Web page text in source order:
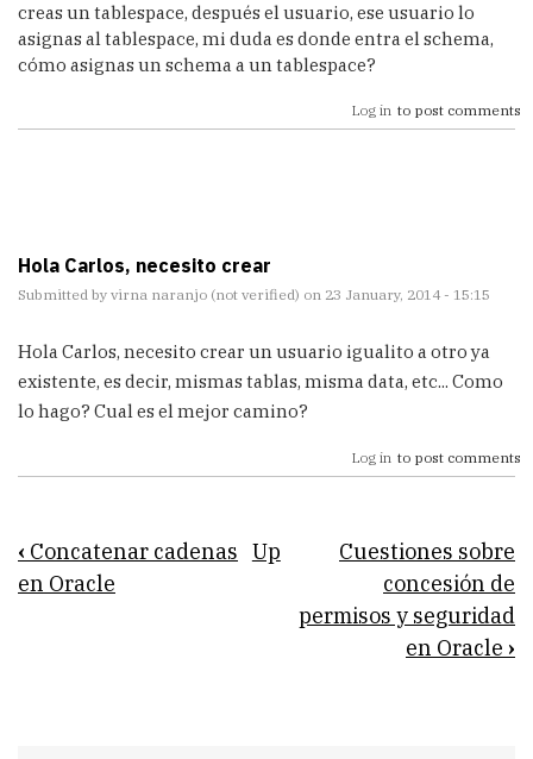
creas un tablespace, después el usuario, ese usuario lo
asignas al tablespace, mi duda es donde entra el schema,
cómo asignas un schema a un tablespace?
Log in to post comments
Hola Carlos, necesito crear
Submitted by virna naranjo (not verified) on 23 January, 2014 - 15:15
Hola Carlos, necesito crear un usuario igualito a otro ya
existente, es decir, mismas tablas, misma data, etc... Como
lo hago? Cual es el mejor camino?
Log in to post comments
Book
traversal
‹ Concatenar cadenas
en Oracle
Up
Cuestiones sobre
concesión de
permisos y seguridad
en Oracle ›